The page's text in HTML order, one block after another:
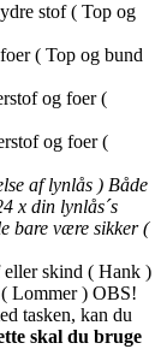
stof ( Top og
( Top og bund
og foer (
og foer (
af lynlås ) Både
x din lynlås´s
bare være sikker (
skind ( Hank )
Lommer ) OBS!
tasken, kan du
skal du bruge